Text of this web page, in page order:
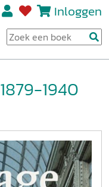
Inloggen
1940